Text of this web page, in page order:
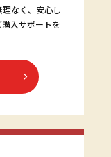
なく、安心し
入サポートを